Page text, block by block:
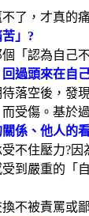
了，才真
」?
「認為自
過頭來在自
落空後，
受傷。基
係、他人的
不住壓力?
到嚴重的「
不被責罵